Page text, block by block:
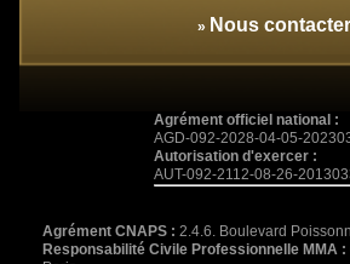
» Nous contacter
Agrément officiel national :
AGD-092-2028-04-05-
Autorisation d'exercer :
AUT-092-2112-08-26-
Agrément CNAPS : 2.4.6. Boulevard
Responsabilité Civile Professionnelle MMA :